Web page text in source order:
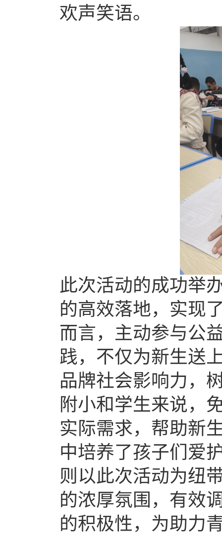
欢声笑语。
此次活动的成功举
的高效落地，实现
而言，主动参与公
践，不仅为新生送
品牌社会影响力，
附小和学生来说，
实际需求，帮助新
中培养了孩子们爱
则以此次活动为纽
的浓厚氛围，有效
的积极性，为助力